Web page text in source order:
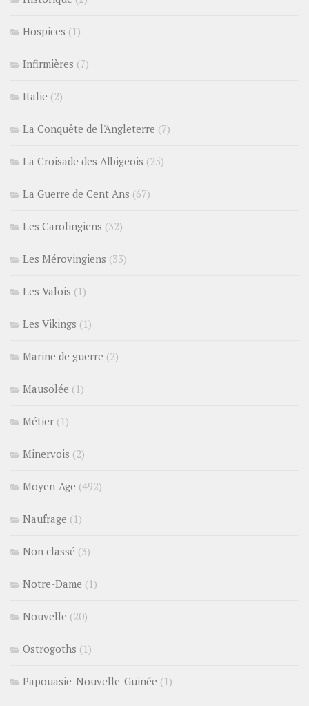
Hospices (1)
Infirmières (7)
Italie (2)
La Conquête de l'Angleterre (7)
La Croisade des Albigeois (25)
La Guerre de Cent Ans (67)
Les Carolingiens (32)
Les Mérovingiens (33)
Les Valois (1)
Les Vikings (1)
Marine de guerre (2)
Mausolée (1)
Métier (1)
Minervois (2)
Moyen-Age (492)
Naufrage (1)
Non classé (3)
Notre-Dame (1)
Nouvelle (20)
Ostrogoths (1)
Papouasie-Nouvelle-Guinée (1)